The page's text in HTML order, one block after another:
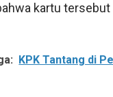
kartu
KPK Tantang di